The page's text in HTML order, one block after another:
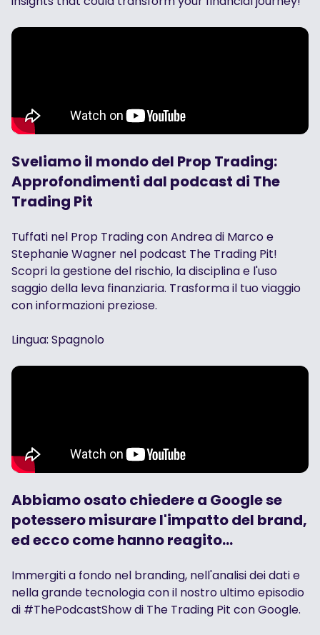
Sveliamo il mondo del Prop Trading:
Approfondimenti dal podcast di The
Trading Pit
Tuffati nel Prop Trading con Andrea di Marco e
Stephanie Wagner nel podcast The Trading Pit!
Scopri la gestione del rischio, la disciplina e l'uso
saggio della leva finanziaria. Trasforma il tuo viaggio
con informazioni preziose.
Lingua: Spagnolo
Abbiamo osato chiedere a Google se
potessero misurare l'impatto del brand,
ed ecco come hanno reagito...
Immergiti a fondo nel branding, nell'analisi dei dati e
nella grande tecnologia con il nostro ultimo episodio
di #ThePodcastShow di The Trading Pit con Google.